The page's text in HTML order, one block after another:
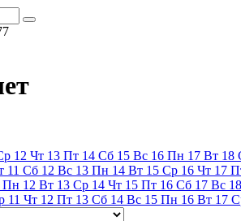
12 Чт 13 Пт 14 Сб 15 Вс 16 Пн 17 Вт 18
11 Сб 12 Вс 13 Пн 14 Вт 15 Ср 16 Чт 17
Пн 12 Вт 13 Ср 14 Чт 15 Пт 16 Сб 17 Вс 18
11 Чт 12 Пт 13 Сб 14 Вс 15 Пн 16 Вт 17